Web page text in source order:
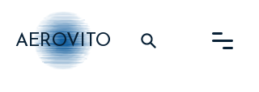
AEROVITO